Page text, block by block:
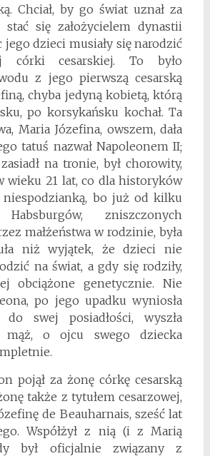
Chciał, by go świat uznał za
stać się założycielem dynastii
jego dzieci musiały się narodzić
córki cesarskiej. To było
z jego pierwszą cesarską
chyba jedyną kobietą, którą
po korsykańsku kochał. Ta
Maria Józefina, owszem, dała
tatuś nazwał Napoleonem II;
na tronie, był chorowity,
wieku 21 lat, co dla historyków
bo już od kilku
zniszczonych
małżeństwa w rodzinie, była
niż wyjątek, że dzieci nie
na świat, a gdy się rodziły,
obciążone genetycznie. Nie
po jego upadku wyniosła
swej posiadłości, wyszła
mąż, o ojcu swego dziecka
pojął za żonę córkę cesarską
także z tytułem cesarzowej,
de Beauharnais, sześć lat
Współżył z nią (i z Marią
był oficjalnie związany z